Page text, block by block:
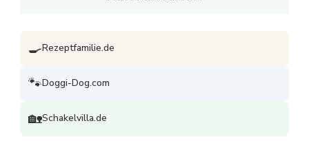
🍳Rezeptfamilie.de
🐾Doggi-Dog.com
🏡Schakelvilla.de